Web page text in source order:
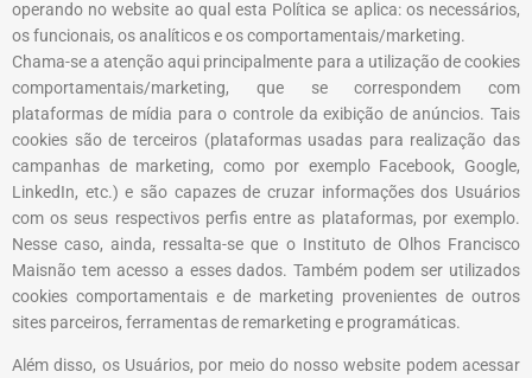
operando no website ao qual esta Política se aplica: os necessários,
os funcionais, os analíticos e os comportamentais/marketing.
Chama-se a atenção aqui principalmente para a utilização de cookies
comportamentais/marketing, que se correspondem com
plataformas de mídia para o controle da exibição de anúncios. Tais
cookies são de terceiros (plataformas usadas para realização das
campanhas de marketing, como por exemplo Facebook, Google,
LinkedIn, etc.) e são capazes de cruzar informações dos Usuários
com os seus respectivos perfis entre as plataformas, por exemplo.
Nesse caso, ainda, ressalta-se que o Instituto de Olhos Francisco
Maisnão tem acesso a esses dados.Também podem ser utilizados
cookies comportamentais e de marketing provenientes de outros
sites parceiros, ferramentas de remarketing e programáticas.
Além disso, os Usuários, por meio do nosso website podem acessar